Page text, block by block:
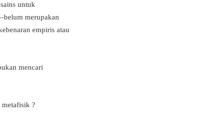
untuk
merupakan
empiris atau
mencari
metafisik ?